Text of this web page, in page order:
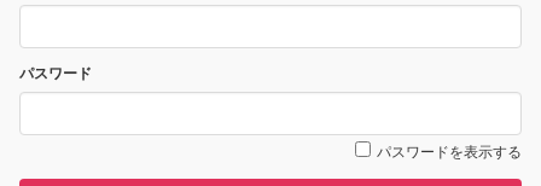
パスワード
パスワードを表示する